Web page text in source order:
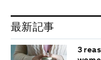
最新記事
3